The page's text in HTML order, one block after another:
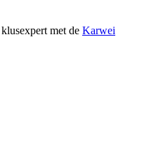
met de Karwei